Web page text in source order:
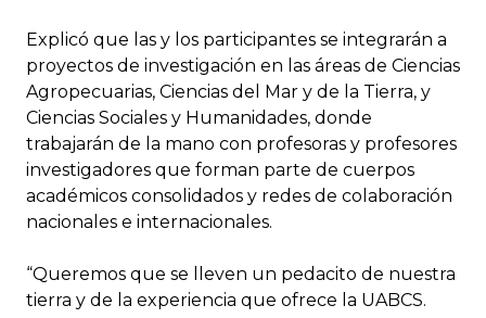
Explicó que las y los participantes se integrarán a
proyectos de investigación en las áreas de Ciencias
Agropecuarias, Ciencias del Mar y de la Tierra, y
Ciencias Sociales y Humanidades, donde
trabajarán de la mano con profesoras y profesores
investigadores que forman parte de cuerpos
académicos consolidados y redes de colaboración
nacionales e internacionales.
“Queremos que se lleven un pedacito de nuestra
tierra y de la experiencia que ofrece la UABCS.